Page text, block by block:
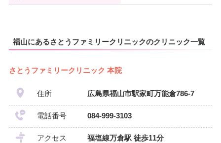
福山にあるさとうファミリークリニックのクリニック一覧
さとうファミリークリニック 本院
住所 広島県福山市駅家町万能倉786-7
電話番号 084-999-3103
アクセス 福塩線万倉駅 徒歩11分